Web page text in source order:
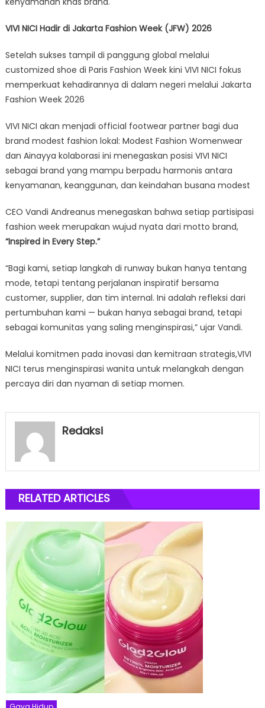
VIVI NICI Hadir di Jakarta Fashion Week (JFW) 2026
Setelah sukses tampil di panggung global melalui
customized shoe di Paris Fashion Week kini VIVI NICI fokus
memperkuat kehadirannya di dalam negeri melalui Jakarta
Fashion Week 2026
VIVI NICI akan menjadi official footwear partner bagi dua
brand modest fashion lokal: Modest Fashion Womenwear
dan Ainayya kolaborasi ini menegaskan posisi VIVI NICI
sebagai brand yang mampu berpadu harmonis antara
kenyamanan, keanggunan, dan keindahan busana modest
CEO Vandi Andreanus menegaskan bahwa setiap partisipasi
fashion week merupakan wujud nyata dari motto brand,
“Inspired in Every Step.”
“Bagi kami, setiap langkah di runway bukan hanya tentang
mode, tetapi tentang perjalanan inspiratif bersama
customer, supplier, dan tim internal. Ini adalah refleksi dari
pertumbuhan kami — bukan hanya sebagai brand, tetapi
sebagai komunitas yang saling menginspirasi,” ujar Vandi.
Melalui komitmen pada inovasi dan kemitraan strategis,VIVI
NICI terus menginspirasi wanita untuk melangkah dengan
percaya diri dan nyaman di setiap momen.
Redaksi
RELATED ARTICLES